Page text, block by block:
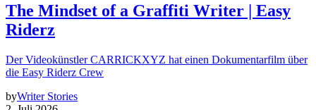
The Mindset of a Graffiti Writer | Easy
Riderz
Der Videokünstler CARRICKXYZ hat einen Dokumentarfilm über
die Easy Riderz Crew
byWriter Stories